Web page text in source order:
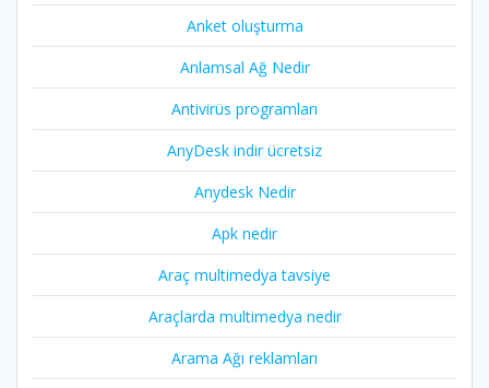
Anket oluşturma
Anlamsal Ağ Nedir
Antivirüs programları
AnyDesk indir ücretsiz
Anydesk Nedir
Apk nedir
Araç multimedya tavsiye
Araçlarda multimedya nedir
Arama Ağı reklamları